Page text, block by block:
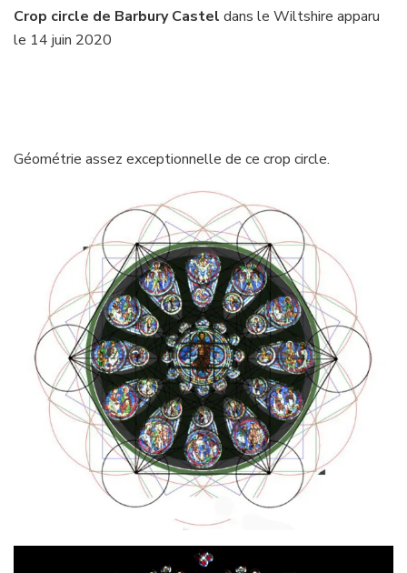
n°8
Crop circle de Barbury Castel dans le Wiltshire apparu
le 14 juin 2020
Géométrie assez exceptionnelle de ce crop circle.